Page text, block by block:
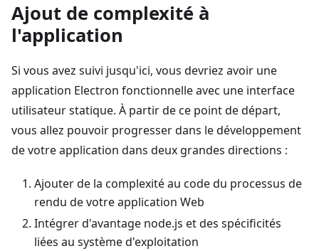
Ajout de complexité à
l'application
Si vous avez suivi jusqu'ici, vous devriez avoir une
application Electron fonctionnelle avec une interface
utilisateur statique. À partir de ce point de départ,
vous allez pouvoir progresser dans le développement
de votre application dans deux grandes directions :
Ajouter de la complexité au code du processus de
rendu de votre application Web
Intégrer d'avantage node.js et des spécificités
liées au système d'exploitation